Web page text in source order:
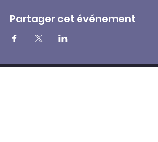
Partager cet événement